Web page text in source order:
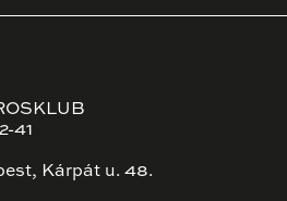
41
Kárpát u. 48.